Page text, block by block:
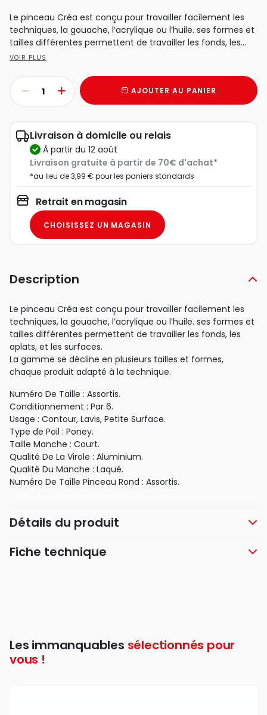
Le pinceau Créa est conçu pour travailler facilement les
techniques, la gouache, l’acrylique ou l’huile. ses formes et
tailles différentes permettent de travailler les fonds, les...
VOIR PLUS
AJOUTER AU PANIER
Livraison à domicile ou relais
à partir du 12 août
Livraison gratuite à partir de 70€ d'achat*
*au lieu de 3,99 € pour les paniers standards
Retrait en magasin
CHOISISSEZ UN MAGASIN
Description
Le pinceau Créa est conçu pour travailler facilement les
techniques, la gouache, l’acrylique ou l’huile. ses formes et
tailles différentes permettent de travailler les fonds, les
aplats, et les surfaces.
La gamme se décline en plusieurs tailles et formes,
chaque produit adapté à la technique.
Numéro De Taille : Assortis.
Conditionnement : Par 6.
Usage : Contour, Lavis, Petite Surface.
Type de Poil : Poney.
Taille Manche : Court.
Qualité De La Virole : Aluminium.
Qualité Du Manche : Laqué.
Numéro De Taille Pinceau Rond : Assortis.
Détails du produit
Fiche technique
Les immanquables sélectionnés pour
vous !